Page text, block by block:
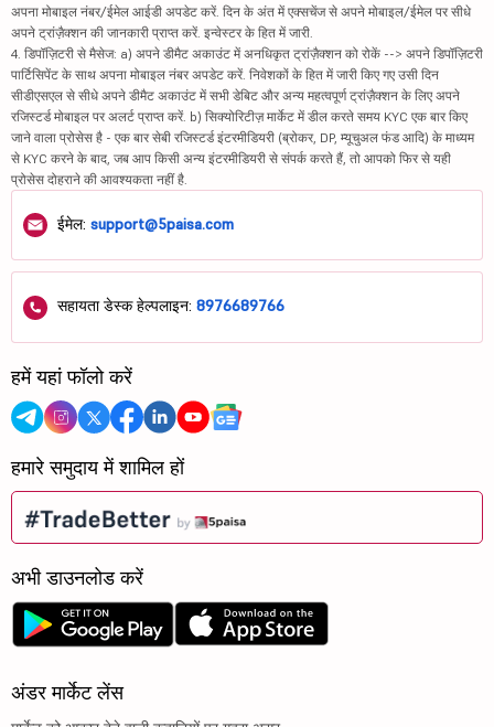
अपना मोबाइल नंबर/ईमेल आईडी अपडेट करें. दिन के अंत में एक्सचेंज से अपने मोबाइल/ईमेल पर सीधे
अपने ट्रांज़ैक्शन की जानकारी प्राप्त करें. इन्वेस्टर के हित में जारी.
4. डिपॉज़िटरी से मैसेज: a) अपने डीमैट अकाउंट में अनधिकृत ट्रांज़ैक्शन को रोकें --> अपने डिपॉज़िटरी
पार्टिसिपेंट के साथ अपना मोबाइल नंबर अपडेट करें. निवेशकों के हित में जारी किए गए उसी दिन
सीडीएसएल से सीधे अपने डीमैट अकाउंट में सभी डेबिट और अन्य महत्वपूर्ण ट्रांज़ैक्शन के लिए अपने
रजिस्टर्ड मोबाइल पर अलर्ट प्राप्त करें. b) सिक्योरिटीज़ मार्केट में डील करते समय KYC एक बार किए
जाने वाला प्रोसेस है - एक बार सेबी रजिस्टर्ड इंटरमीडियरी (ब्रोकर, DP, म्यूचुअल फंड आदि) के माध्यम
से KYC करने के बाद, जब आप किसी अन्य इंटरमीडियरी से संपर्क करते हैं, तो आपको फिर से यही
प्रोसेस दोहराने की आवश्यकता नहीं है.
ईमेल: support@5paisa.com
सहायता डेस्क हेल्पलाइन: 8976689766
हमें यहां फॉलो करें
हमारे समुदाय में शामिल हों
अभी डाउनलोड करें
अंडर मार्केट लेंस